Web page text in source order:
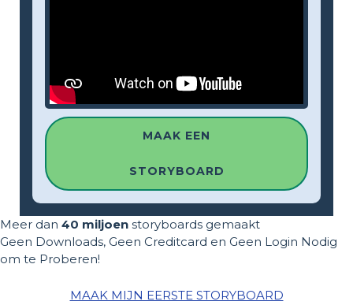
MAAK EEN
STORYBOARD
Meer dan 40 miljoen storyboards gemaakt
Geen Downloads, Geen Creditcard en Geen Login Nodig
om te Proberen!
MAAK MIJN EERSTE STORYBOARD